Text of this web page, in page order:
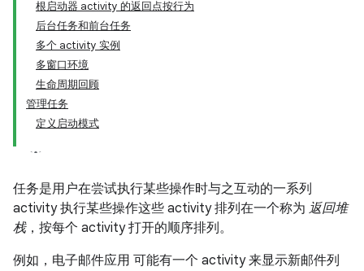
根启动器 activity 的返回点按行为
后台任务和前台任务
多个 activity 实例
多窗口环境
生命周期回顾
管理任务
定义启动模式
任务是用户在尝试执行某些操作时与之互动的一系列
activity执行某些操作这些 activity 排列在一个称为 返回堆
栈，按每个 activity 打开的顺序排列。
例如，电子邮件应用 可能有一个 activity 来显示新邮件列